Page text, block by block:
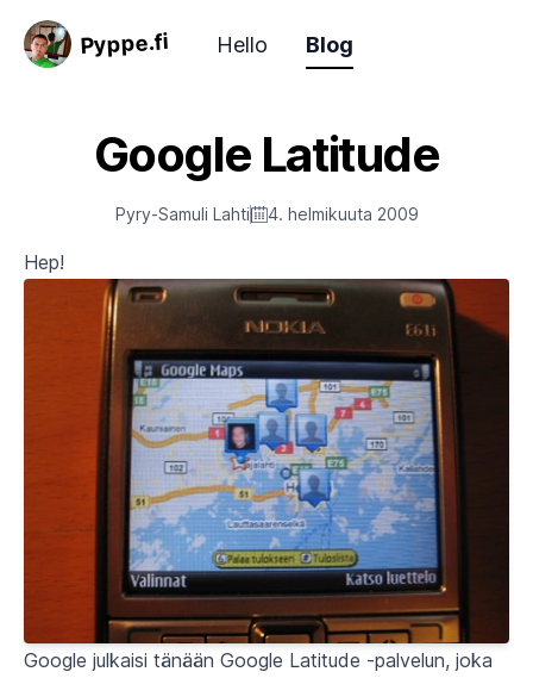
Pyppe.fi Hello Blog
Google Latitude
Pyry-Samuli Lahti 4. helmikuuta 2009
Hep!
Google julkaisi tänään Google Latitude -palvelun, joka